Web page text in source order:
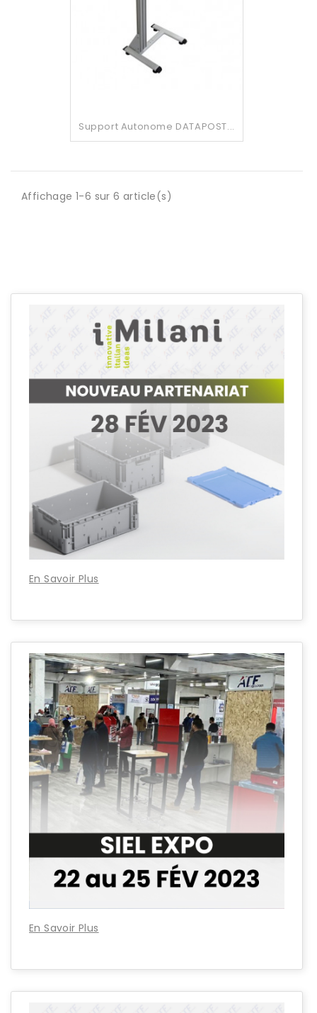
Support Autonome DATAPOST...
Affichage 1-6 sur 6 article(s)
En Savoir Plus
En Savoir Plus